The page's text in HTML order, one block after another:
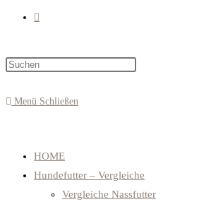
Website-
Suche
panel.
Menü Schließen
HOME
Hundefutter – Vergleiche
Vergleiche Nassfutter